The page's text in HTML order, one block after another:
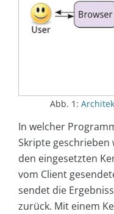
Abb. 1:
In welcher
Skripte
den eingesetzten
vom Client
sendet die
zurück. Mit einem